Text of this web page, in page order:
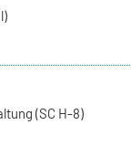
(SC H-8)